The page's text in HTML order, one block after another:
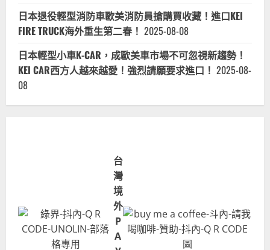
日本退役輕型消防車歐美消防員搶購買收藏！進口KEI
FIRE TRUCK海外重生第二春！ 2025-08-08
日本輕型小車K-CAR，成歐美車市場不可忽視新趨勢！
KEI CAR西方人越來越愛！強烈請願要求進口！ 2025-08-
08
台
灣
境
外
P
A